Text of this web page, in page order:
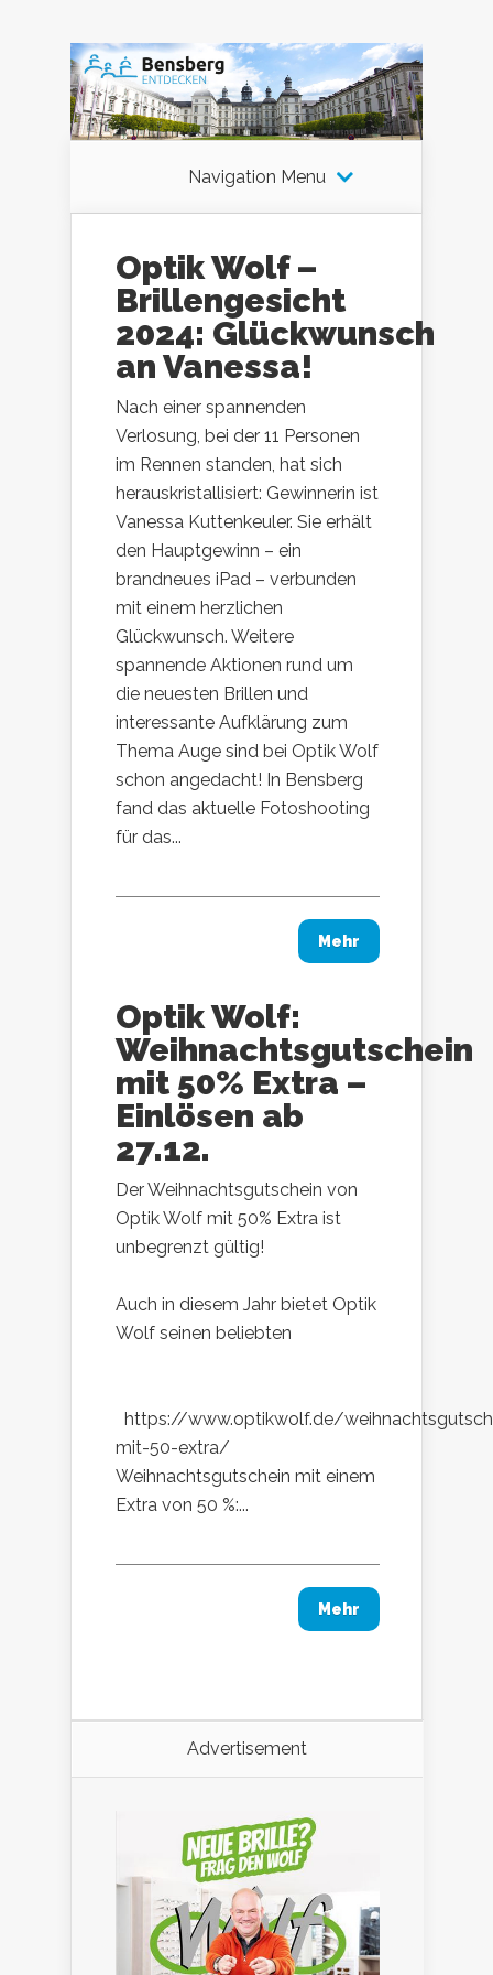
Navigation Menu
Optik Wolf –
Brillengesicht
2024: Glückwunsch
an Vanessa!
Nach einer spannenden
Verlosung, bei der 11 Personen
im Rennen standen, hat sich
herauskristallisiert: Gewinnerin ist
Vanessa Kuttenkeuler. Sie erhält
den Hauptgewinn – ein
brandneues iPad – verbunden
mit einem herzlichen
Glückwunsch. Weitere
spannende Aktionen rund um
die neuesten Brillen und
interessante Aufklärung zum
Thema Auge sind bei Optik Wolf
schon angedacht! In Bensberg
fand das aktuelle Fotoshooting
für das...
Mehr
Optik Wolf:
Weihnachtsgutschein
mit 50% Extra –
Einlösen ab
27.12.
Der Weihnachtsgutschein von
Optik Wolf mit 50% Extra ist
unbegrenzt gültig!
Auch in diesem Jahr bietet Optik
Wolf seinen beliebten
https://www.optikwolf.de/
mit-50-extra/
Weihnachtsgutschein mit einem
Extra von 50 %:...
Mehr
Advertisement